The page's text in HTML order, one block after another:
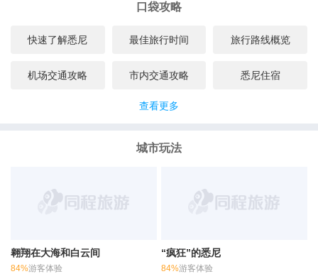
口袋攻略
快速了解悉尼 最佳旅行时间 旅行路线概览
机场交通攻略 市内交通攻略 悉尼住宿
查看更多
城市玩法
翱翔在大海和白云间
84%游客体验
“疯狂”的悉尼
84%游客体验